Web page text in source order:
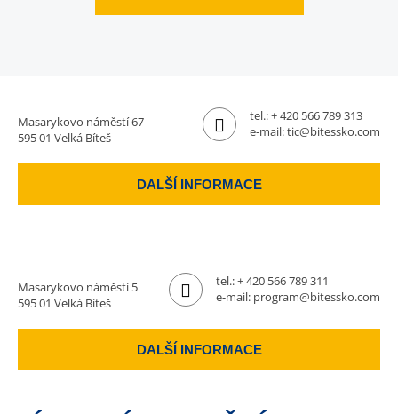
Masarykovo náměstí 67
595 01 Velká Bíteš
tel.:+ 420 566 789 313
e-mail:tic@bitessko.com
DALŠÍ INFORMACE
Masarykovo náměstí 5
595 01 Velká Bíteš
tel.:+ 420 566 789 311
e-mail: program@bitessko.com
DALŠÍ INFORMACE